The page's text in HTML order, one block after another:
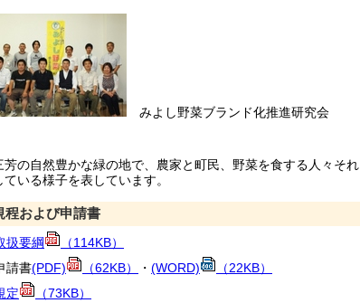
みよし野菜ブランド化推進研究会
芳の自然豊かな緑の地で、農家と町民、野菜を食する人々それ
いる様子を表しています。
程および申請書
扱要綱
（114KB）
請書(PDF) （62KB） ・ (WORD)
（22KB）
定
（73KB）